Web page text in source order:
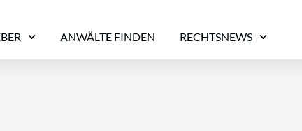
ANWÄLTE FINDEN RECHTSNEWS